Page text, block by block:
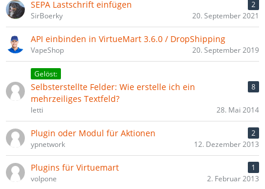
SEPA Lastschrift einfügen
2
SirBoerky
20. September 2021
API einbinden in VirtueMart 3.6.0 / DropShipping
VapeShop 20. September 2019
Gelöst:
Selbsterstellte Felder: Wie erstelle ich ein
mehrzeiliges Textfeld?
8
letti 28. Mai 2014
Plugin oder Modul für Aktionen
2
ypnetwork
12. Dezember 2013
Plugins für Virtuemart
1
volpone
2. Februar 2013